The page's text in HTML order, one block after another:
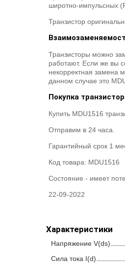
широтно-импульсных
Транзистор
Транзисторы можно
работают. Если же вы
некорректная замена
данном случае это
Покупка
Купить MDU1516
Отправим в 24 часа.
Гарантийный срок 1
Код товара: MDU1516
Состояние - имеет
22-09-2022
Характеристики
Напряжение V(ds)
Сила тока I(d)